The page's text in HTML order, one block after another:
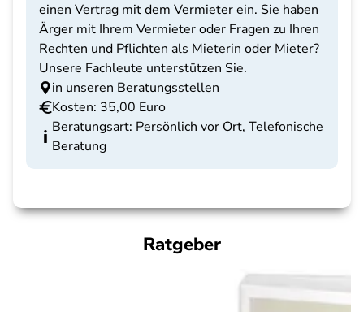
einen Vertrag mit dem Vermieter ein. Sie haben
Ärger mit Ihrem Vermieter oder Fragen zu Ihren
Rechten und Pflichten als Mieterin oder Mieter?
Unsere Fachleute unterstützen Sie.
in unseren Beratungsstellen
Kosten: 35,00 Euro
Beratungsart: Persönlich vor Ort, Telefonische
Beratung
Ratgeber